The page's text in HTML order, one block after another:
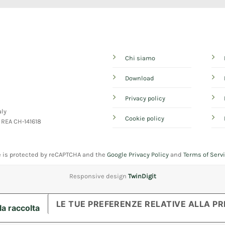
CH-141618
Chi siamo
Download
Privacy policy
Cookie policy
protected by reCAPTCHA and the Google Privacy Policyand Terms of
Responsive design TwinDigit
raccolta LE TUE PREFERENZE RELATIVE ALLA